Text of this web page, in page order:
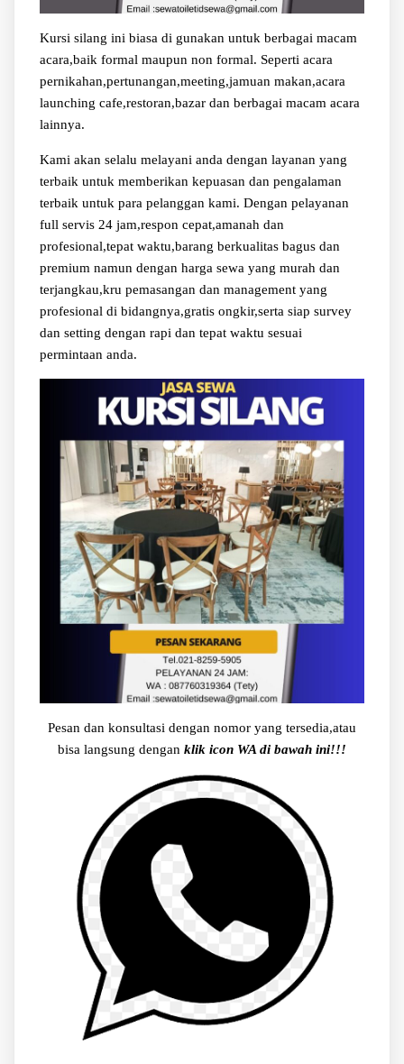
Kursi silang ini biasa di gunakan untuk berbagai macam
acara,baik formal maupun non formal. Seperti acara
pernikahan,pertunangan,meeting,jamuan makan,acara
launching cafe,restoran,bazar dan berbagai macam acara
lainnya.
Kami akan selalu melayani anda dengan layanan yang
terbaik untuk memberikan kepuasan dan pengalaman
terbaik untuk para pelanggan kami. Dengan pelayanan
full servis 24 jam,respon cepat,amanah dan
profesional,tepat waktu,barang berkualitas bagus dan
premium namun dengan harga sewa yang murah dan
terjangkau,kru pemasangan dan management yang
profesional di bidangnya,gratis ongkir,serta siap survey
dan setting dengan rapi dan tepat waktu sesuai
permintaan anda.
Pesan dan konsultasi dengan nomor yang tersedia,atau
bisa langsung dengan klik icon WA di bawah ini!!!